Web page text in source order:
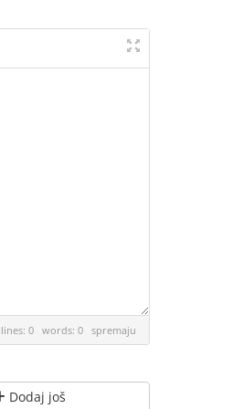
lines: 0 words: 0 spremaju
Dodaj još